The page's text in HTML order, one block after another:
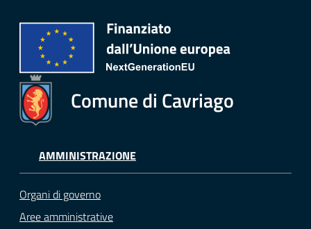
Comune di Cavriago
AMMINISTRAZIONE
Organi di governo
Aree amministrative